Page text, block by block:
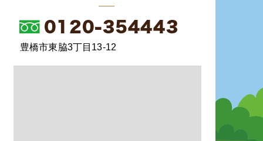
豊橋市東脇3丁目13-12